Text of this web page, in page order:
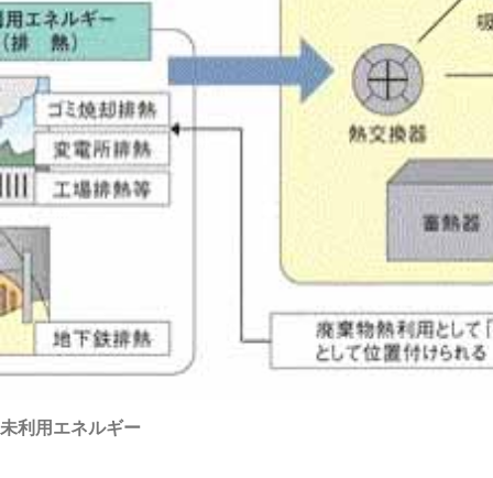
未利用エネルギー